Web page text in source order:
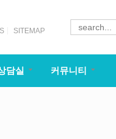
SITEMAP
담실 커뮤니티